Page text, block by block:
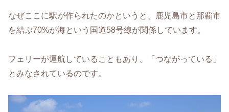
なぜここに駅が作られたのかというと、鹿児島市と那覇市
を結ぶ70%が海という国道58号線が関係しています。
フェリーが運航していることもあり、「つながっている」
とみなされているのです。